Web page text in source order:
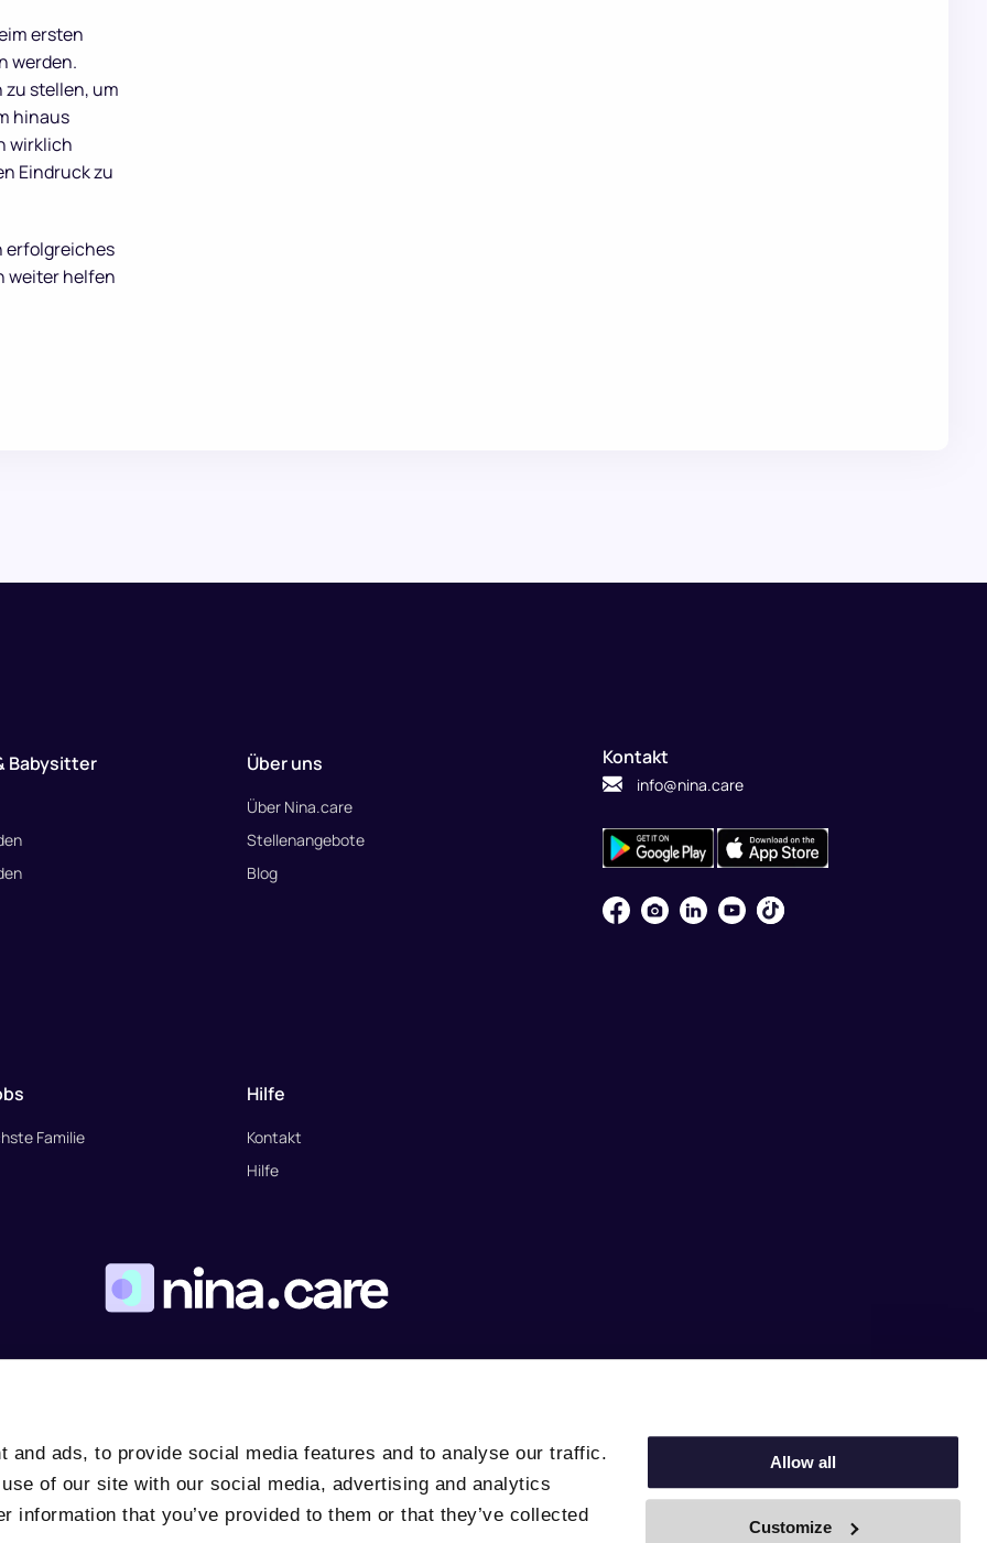
and ads, to provide social media features and to analyse our traffic.
of our site with our social media, advertising and analytics
information that you’ve provided to them or that they’ve collected
Allow all
Customize
ersten
werden.
zu stellen, um
hinaus
wirklich
Eindruck zu
erfolgreiches
weiter helfen
Babysitter
Familie
Über uns
Über Nina.care
Stellenangebote
Blog
Hilfe
Kontakt
Hilfe
Kontakt
info@nina.care